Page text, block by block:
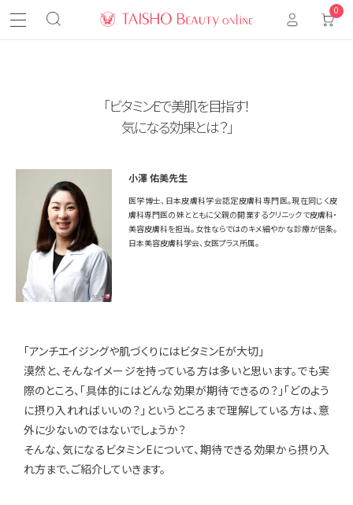
0
「ビタミンEで美肌を目指す！
気になる効果とは？」
小澤 佑美先生
医学博士、日本皮膚科学会認定皮膚科専門医。現在同じく皮
膚科専門医の妹とともに父親の開業するクリニックで皮膚科・
美容皮膚科を担当。女性ならではのキメ細やかな診療が信条。
日本美容皮膚科学会、女医プラス所属。
「アンチエイジングや肌づくりにはビタミンEが大切」
漠然と、そんなイメージを持っている方は多いと思います。でも実
際のところ、「具体的にはどんな効果が期待できるの？」「どのよう
に摂り入れればいいの？」というところまで理解している方は、意
外に少ないのではないでしょうか？
そんな、気になるビタミンEについて、期待できる効果から摂り入
れ方まで、ご紹介していきます。